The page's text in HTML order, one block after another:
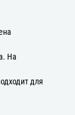
На
для